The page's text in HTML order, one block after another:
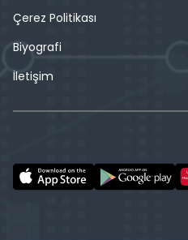
Çerez Politikası
Biyografi
İletişim